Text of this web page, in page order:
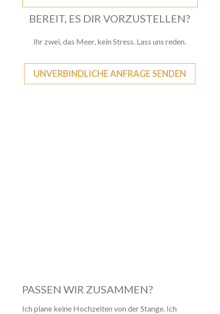
BEREIT, ES DIR VORZUSTELLEN?
Ihr zwei, das Meer, kein Stress. Lass uns reden.
UNVERBINDLICHE ANFRAGE SENDEN
PASSEN WIR ZUSAMMEN?
Ich plane keine Hochzeiten von der Stange. Ich